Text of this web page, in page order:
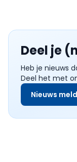
Deel je
Heb je nieuws
Deel het met
Nieuws